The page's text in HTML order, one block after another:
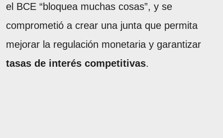
el BCE “bloquea muchas cosas”, y se
comprometió a crear una junta que permita
mejorar la regulación monetaria y garantizar
tasas de interés competitivas.